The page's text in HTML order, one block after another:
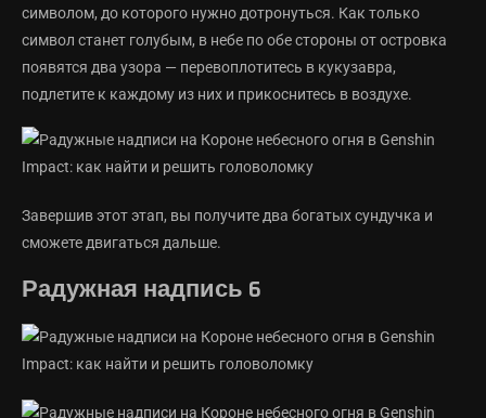
символом, до которого нужно дотронуться. Как только
символ станет голубым, в небе по обе стороны от островка
появятся два узора — перевоплотитесь в кукузавра,
подлетите к каждому из них и прикоснитесь в воздухе.
Завершив этот этап, вы получите два богатых сундучка и
сможете двигаться дальше.
Радужная надпись 6